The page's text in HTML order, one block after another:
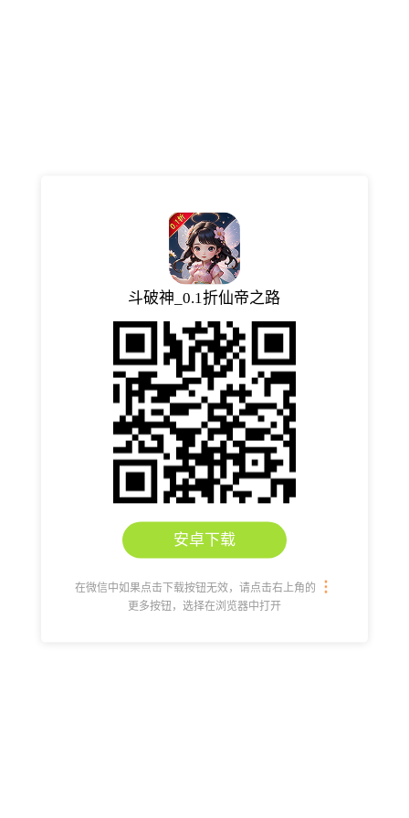
斗破神_0.1折仙帝之路
安卓下载
在微信中如果点击下载按钮无效，请点击右上角的
更多按钮，选择在浏览器中打开